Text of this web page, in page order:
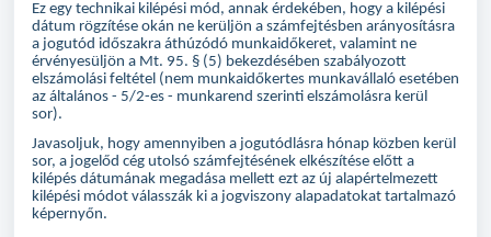
Ez egy technikai kilépési mód, annak érdekében, hogy a kilépési
dátum rögzítése okán ne kerüljön a számfejtésben arányosításra
a jogutód időszakra áthúzódó munkaidőkeret, valamint ne
érvényesüljön a Mt. 95. § (5) bekezdésében szabályozott
elszámolási feltétel (nem munkaidőkertes munkavállaló esetében
az általános - 5/2-es - munkarend szerinti elszámolásra kerül
sor).
Javasoljuk, hogy amennyiben a jogutódlásra hónap közben kerül
sor, a jogelőd cég utolsó számfejtésének elkészítése előtt a
kilépés dátumának megadása mellett ezt az új alapértelmezett
kilépési módot válasszák ki a jogviszony alapadatokat tartalmazó
képernyőn.